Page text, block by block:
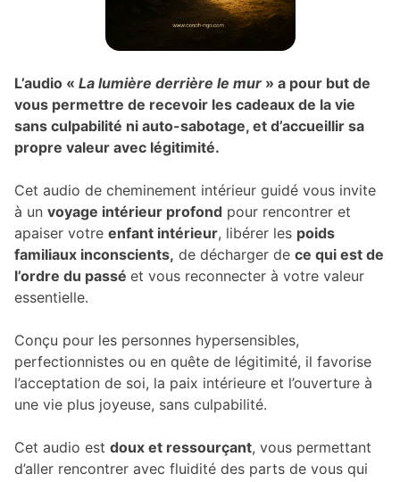
L’audio « La lumière derrière le mur » a pour but de
vous permettre de recevoir les cadeaux de la vie
sans culpabilité ni auto-sabotage, et d’accueillir sa
propre valeur avec légitimité.
Cet audio de cheminement intérieur guidé vous invite
à un voyage intérieur profond pour rencontrer et
apaiser votre enfant intérieur, libérer les poids
familiaux inconscients, de décharger de ce qui est de
l’ordre du passé et vous reconnecter à votre valeur
essentielle.
Conçu pour les personnes hypersensibles,
perfectionnistes ou en quête de légitimité, il favorise
l’acceptation de soi, la paix intérieure et l’ouverture à
une vie plus joyeuse, sans culpabilité.
Cet audio est doux et ressourçant, vous permettant
d’aller rencontrer avec fluidité des parts de vous qui